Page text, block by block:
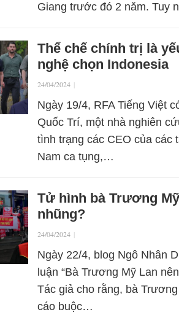
Giang trước đó 2 năm. Tuy
Thể chế chính trị là
nghệ chọn Indonesia
24/04/2024 |
Ngày 19/4, RFA Tiếng Việt
Quốc Trí, một nhà nghiên
tình trạng các CEO của các
Nam ca tụng,…
Tử hình bà Trương
nhũng?
24/04/2024 |
Ngày 22/4, blog Ngô Nhân
luận “Bà Trương Mỹ Lan
Tác giả cho rằng, bà
cáo buộc…